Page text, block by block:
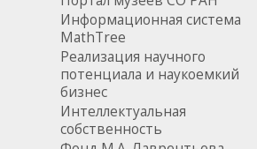
Информационная система
MathTree
Реализация научного
потенциала и наукоемкий
бизнес
Интеллектуальная
собственность